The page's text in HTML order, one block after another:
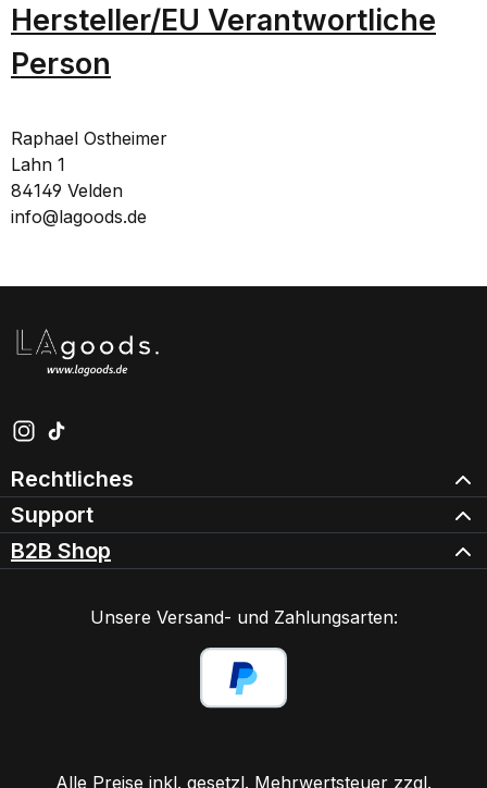
Hersteller/EU Verantwortliche
Person
Raphael Ostheimer
Lahn 1
84149 Velden
info@lagoods.de
Schau auf Instagram vorbei – öffnet in neuem Tab
Sieh dir unsere TikTok-Videos an – öffnet in neuem
Rechtliches
Support
B2B Shop
Unsere Versand- und Zahlungsarten:
Alle Preise inkl. gesetzl. Mehrwertsteuer zzgl.